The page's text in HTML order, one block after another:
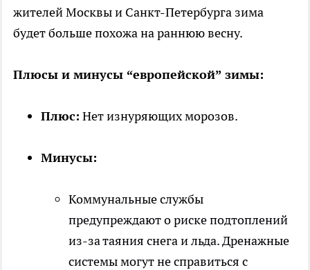
жителей Москвы и Санкт-Петербурга зима
будет больше похожа на раннюю весну.
Плюсы и минусы “европейской” зимы:
Плюс: Нет изнуряющих морозов.
Минусы:
Коммунальные службы
предупреждают о риске подтоплений
из-за таяния снега и льда. Дренажные
системы могут не справиться с